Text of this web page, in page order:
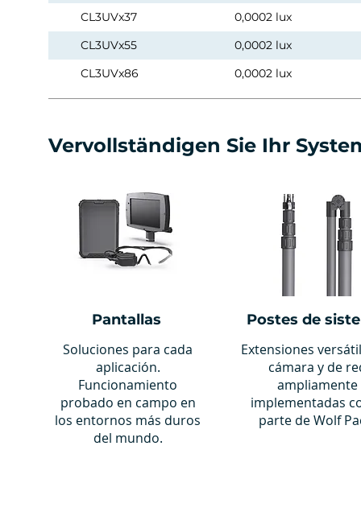
CL3UVx37
0,0002 lux
CL3UVx55
0,0002 lux
CL3UVx86
0,0002 lux
Vervollständigen Sie Ihr
Pantallas
Soluciones para cada
aplicación.
Funcionamiento
probado en campo en
los entornos más duros
del mundo.
Postes de
Extensiones
cámara y de
ampliamente
implementadas
parte de Wolf